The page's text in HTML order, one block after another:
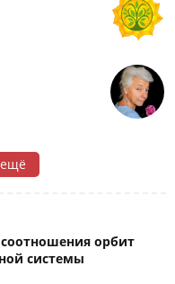
ещё
орбит
системы